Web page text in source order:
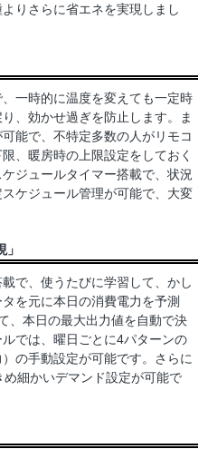
りさらに省エネを実現しまし
一時的に温度を変えても一定時
、効かせ過ぎを防止します。ま
能で、不特定多数の人がリモコ
、暖房時の上限設定をしておく
ジュールタイマー搭載で、状況
ケジュール管理が可能で、大変
で、使うたびに学習して、かし
を元に本日の消費電力を予測
、本日の最大出力値を自動で決
では、曜日ごとに4パターンの
の手動設定が可能です。さらに
細かいデマンド設定が可能で